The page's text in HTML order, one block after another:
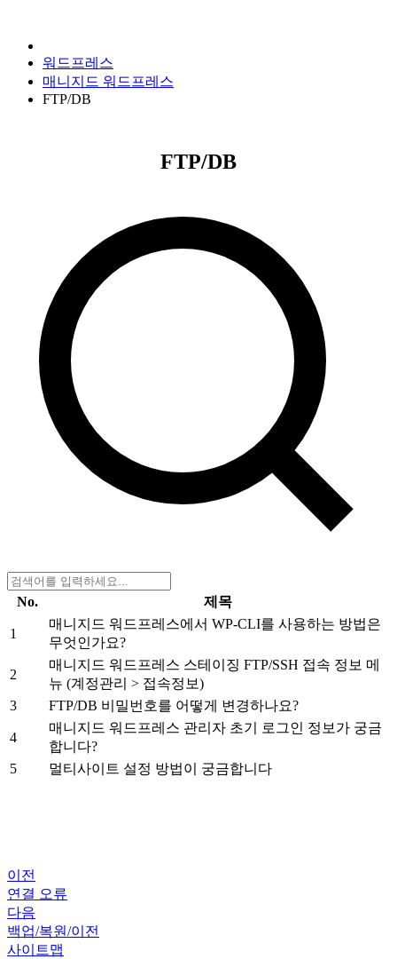
워드프레스
매니지드 워드프레스
FTP/DB
FTP/DB
No. 제목
1
매니지드 워드프레스에서 WP-CLI를 사용하는 방법은
무엇인가요?
2
매니지드 워드프레스 스테이징 FTP/SSH 접속 정보 메
뉴 (계정관리 > 접속정보)
3
FTP/DB 비밀번호를 어떻게 변경하나요?
4
매니지드 워드프레스 관리자 초기 로그인 정보가 궁금
합니다?
5
멀티사이트 설정 방법이 궁금합니다
이전
연결 오류
다음
백업/복원/이전
사이트맵